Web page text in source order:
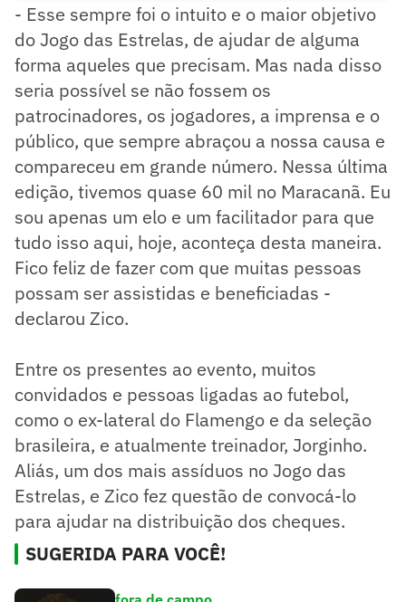
- Esse sempre foi o intuito e o maior objetivo
do Jogo das Estrelas, de ajudar de alguma
forma aqueles que precisam. Mas nada disso
seria possível se não fossem os
patrocinadores, os jogadores, a imprensa e o
público, que sempre abraçou a nossa causa e
compareceu em grande número. Nessa última
edição, tivemos quase 60 mil no Maracanã. Eu
sou apenas um elo e um facilitador para que
tudo isso aqui, hoje, aconteça desta maneira.
Fico feliz de fazer com que muitas pessoas
possam ser assistidas e beneficiadas -
declarou Zico.
Entre os presentes ao evento, muitos
convidados e pessoas ligadas ao futebol,
como o ex-lateral do Flamengo e da seleção
brasileira, e atualmente treinador, Jorginho.
Aliás, um dos mais assíduos no Jogo das
Estrelas, e Zico fez questão de convocá-lo
para ajudar na distribuição dos cheques.
SUGERIDA PARA VOCÊ!